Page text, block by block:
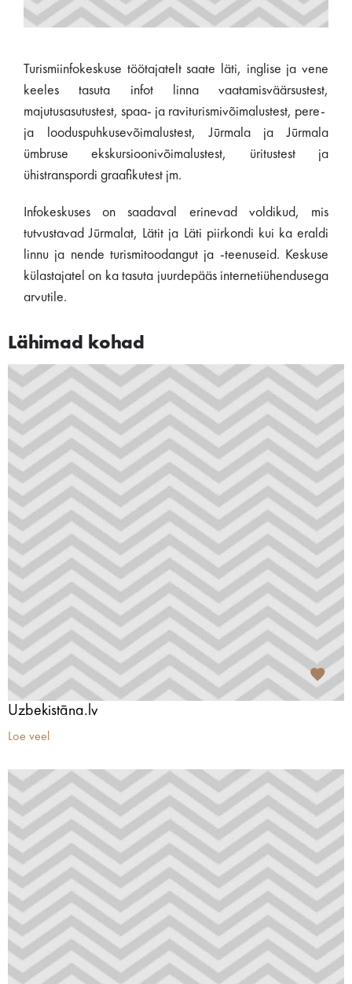
Turismiinfokeskuse töötajatelt saate läti, inglise ja vene
keeles tasuta infot linna vaatamisväärsustest,
majutusasutustest, spaa- ja raviturismivõimalustest, pere-
ja looduspuhkusevõimalustest, Jūrmala ja Jūrmala
ümbruse ekskursioonivõimalustest, üritustest ja
ühistranspordi graafikutest jm.
Infokeskuses on saadaval erinevad voldikud, mis
tutvustavad Jūrmalat, Lätit ja Läti piirkondi kui ka eraldi
linnu ja nende turismitoodangut ja -teenuseid. Keskuse
külastajatel on ka tasuta juurdepääs internetiühendusega
arvutile.
Lähimad kohad
Uzbekistāna.lv
Loe veel